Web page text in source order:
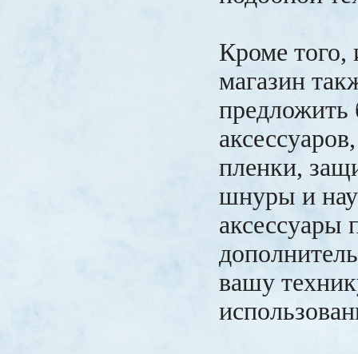
Кроме того,
магазин
пленки,
шнуры и
аксессуары
вашу